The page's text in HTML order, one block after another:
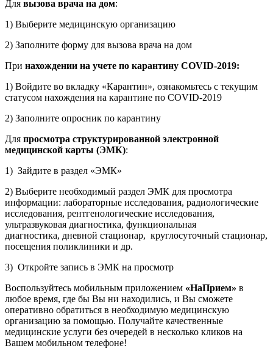
Для вызова врача на дом:
1) Выберите медицинскую организацию
2) Заполните форму для вызова врача на дом
При нахождении на учете по карантину COVID-2019:
1) Войдите во вкладку «Карантин», ознакомьтесь с текущим
статусом нахождения на карантине по COVID-2019
2) Заполните опросник по карантину
Для просмотра структурированной электронной
медицинской карты (ЭМК):
1) Зайдите в раздел «ЭМК»
2) Выберите необходимый раздел ЭМК для просмотра
информации: лабораторные исследования, радиологические
исследования, рентгенологические исследования,
ультразвуковая диагностика, функциональная
диагностика, дневной стационар, круглосуточный стационар,
посещения поликлиники и др.
3) Откройте запись в ЭМК на просмотр
Воспользуйтесь мобильным приложением «НаПрием» в
любое время, где бы Вы ни находились, и Вы сможете
оперативно обратиться в необходимую медицинскую
организацию за помощью. Получайте качественные
медицинские услуги без очередей в несколько кликов на
Вашем мобильном телефоне!